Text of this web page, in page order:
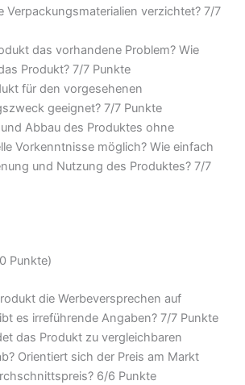
Verpackungsmaterialien verzichtet? 7/7
das vorhandene Problem? Wie
Produkt? 7/7 Punkte
für den vorgesehenen
geeignet? 7/7 Punkte
Abbau des Produktes ohne
Vorkenntnisse möglich? Wie einfach
und Nutzung des Produktes? 7/7
Punkte)
die Werbeversprechen auf
es irreführende Angaben? 7/7 Punkte
das Produkt zu vergleichbaren
Orientiert sich der Preis am Markt
6/6 Punkte